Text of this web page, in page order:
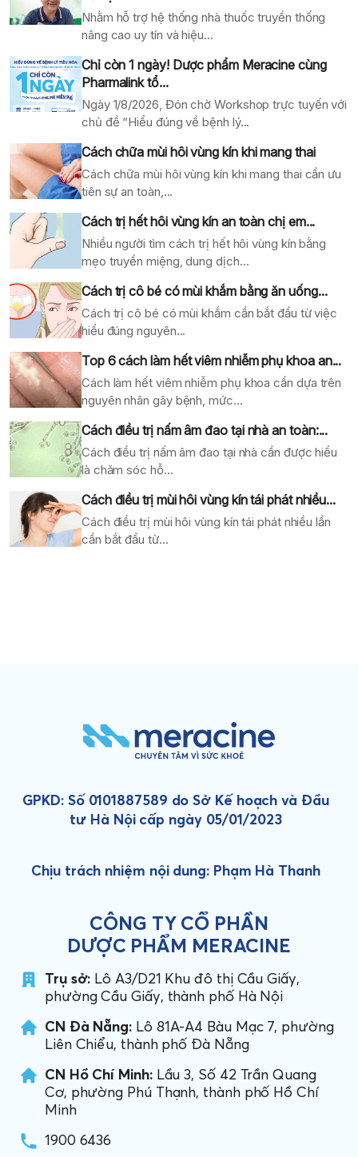
Nhằm hỗ trợ hệ thống nhà thuốc truyền thống
nâng cao uy tín và hiệu...
Chỉ còn 1 ngày! Dược phẩm Meracine cùng
Pharmalink tổ...
Ngày 1/8/2026, Đón chờ Workshop trực tuyến với
chủ đề “Hiểu đúng về bệnh lý...
Cách chữa mùi hôi vùng kín khi mang thai
Cách chữa mùi hôi vùng kín khi mang thai cần ưu
tiên sự an toàn,...
Cách trị hết hôi vùng kín an toàn chị em...
Nhiều người tìm cách trị hết hôi vùng kín bằng
mẹo truyền miệng, dung dịch...
Cách trị cô bé có mùi khắm bằng ăn uống...
Cách trị cô bé có mùi khắm cần bắt đầu từ việc
hiểu đúng nguyên...
Top 6 cách làm hết viêm nhiễm phụ khoa an...
Cách làm hết viêm nhiễm phụ khoa cần dựa trên
nguyên nhân gây bệnh, mức...
Cách điều trị nấm âm đao tại nhà an toàn:...
Cách điều trị nấm âm đao tại nhà cần được hiểu
là chăm sóc hỗ...
Cách điều trị mùi hôi vùng kín tái phát nhiều...
Cách điều trị mùi hôi vùng kín tái phát nhiều lần
cần bắt đầu từ...
GPKD: Số 0101887589 do Sở Kế hoạch và Đầu
tư Hà Nội cấp ngày 05/01/2023
Chịu trách nhiệm nội dung: Phạm Hà Thanh
CÔNG TY CỔ PHẦN
DƯỢC PHẨM MERACINE
Trụ sở: Lô A3/D21 Khu đô thị Cầu Giấy,
phường Cầu Giấy, thành phố Hà Nội
CN Đà Nẵng: Lô 81A-A4 Bàu Mạc 7, phường
Liên Chiểu, thành phố Đà Nẵng
CN Hồ Chí Minh:Lầu 3, Số 42 Trần Quang
Cơ, phường Phú Thạnh, thành phố Hồ Chí
Minh
1900 6436